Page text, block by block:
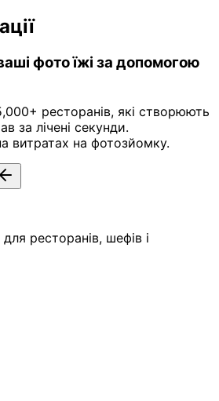
фото їжі за допомогою
ресторанів, які створюють
за лічені секунди.
витратах на фотозйомку.
ресторанів, шефів і